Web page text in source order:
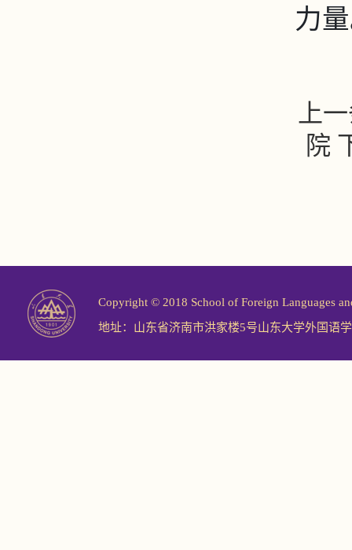
力
上
院
Copyright © 2018 School of Foreign Languages
地址：山东省济南市洪家楼5号山东大学外国语